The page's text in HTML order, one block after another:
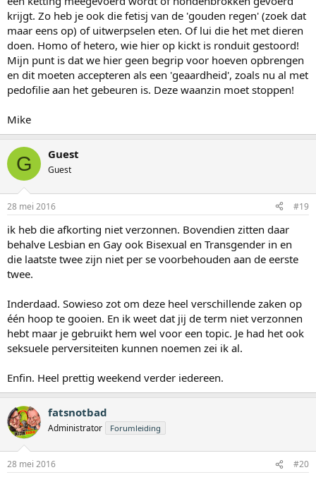
krijgt. Zo heb je ook die fetisj van de 'gouden regen' (zoek dat
maar eens op) of uitwerpselen eten. Of lui die het met dieren
doen. Homo of hetero, wie hier op kickt is ronduit gestoord!
Mijn punt is dat we hier geen begrip voor hoeven opbrengen
en dit moeten accepteren als een 'geaardheid', zoals nu al met
pedofilie aan het gebeuren is. Deze waanzin moet stoppen!
Mike
G Guest
Guest
28 mei 2016 #19
ik heb die afkorting niet verzonnen. Bovendien zitten daar
behalve Lesbian en Gay ook Bisexual en Transgender in en
die laatste twee zijn niet per se voorbehouden aan de eerste
twee.
Inderdaad. Sowieso zot om deze heel verschillende zaken op
één hoop te gooien. En ik weet dat jij de term niet verzonnen
hebt maar je gebruikt hem wel voor een topic. Je had het ook
seksuele perversiteiten kunnen noemen zei ik al.
Enfin. Heel prettig weekend verder iedereen.
fatsnotbad
Administrator Forumleiding
28 mei 2016 #20